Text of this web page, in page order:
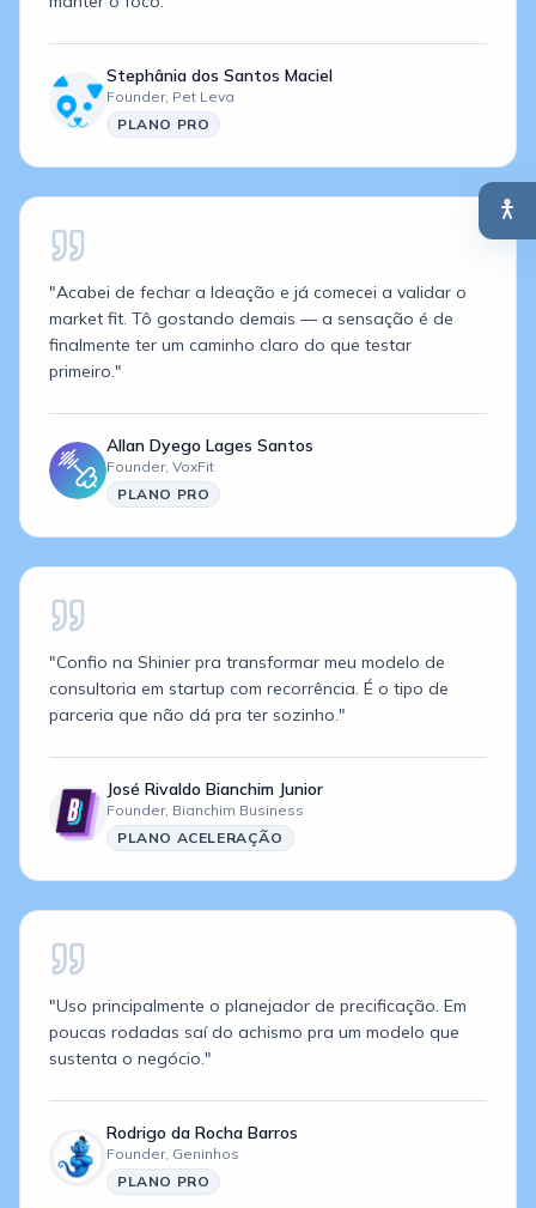
Stephânia dos Santos Maciel
Founder, Pet Leva
PLANO PRO
"Acabei de fechar a Ideação e já comecei a validar o
market fit. Tô gostando demais — a sensação é de
finalmente ter um caminho claro do que testar
primeiro."
Allan Dyego Lages Santos
Founder, VoxFit
PLANO PRO
"Confio na Shinier pra transformar meu modelo de
consultoria em startup com recorrência. É o tipo de
parceria que não dá pra ter sozinho."
José Rivaldo Bianchim Junior
Founder, Bianchim Business
PLANO ACELERAÇÃO
"Uso principalmente o planejador de precificação. Em
poucas rodadas saí do achismo pra um modelo que
sustenta o negócio."
Rodrigo da Rocha Barros
Founder, Geninhos
PLANO PRO